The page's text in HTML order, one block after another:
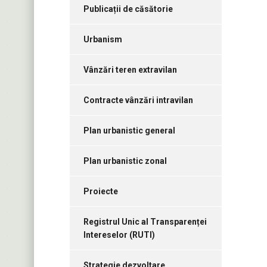
Publicații de căsătorie
Urbanism
Vânzări teren extravilan
Contracte vânzări intravilan
Plan urbanistic general
Plan urbanistic zonal
Proiecte
Registrul Unic al Transparenței
Intereselor (RUTI)